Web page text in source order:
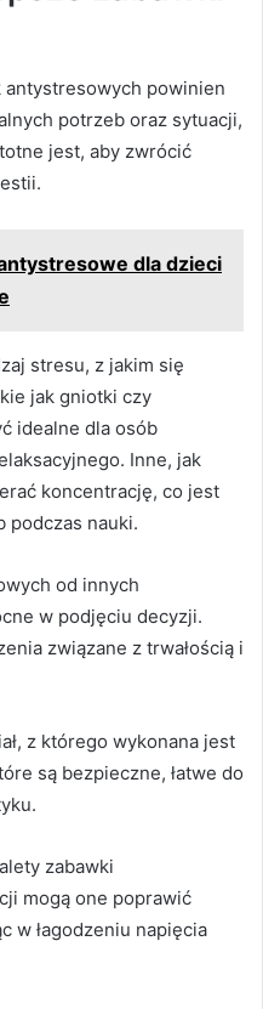
powinien
potrzeb oraz sytuacji,
jest, aby zwrócić
dla dzieci
stresu, z jakim się
jak gniotki czy
idealne dla osób
Inne, jak
koncentrację, co jest
podczas nauki.
od innych
w podjęciu decyzji.
związane z trwałością i
z którego wykonana jest
są bezpieczne, łatwe do
zabawki
mogą one poprawić
w łagodzeniu napięcia